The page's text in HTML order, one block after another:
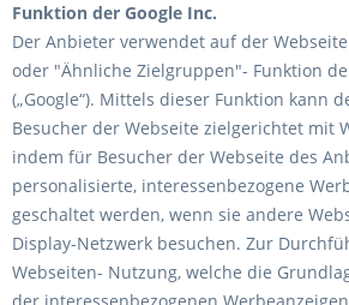
Funktion der Google Inc.
Der Anbieter verwendet auf der
oder "Ähnliche Zielgruppen"- Funktion
(„Google“). Mittels dieser Funktion kann
Besucher der Webseite zielgerichtet mit
indem für Besucher der Webseite des
personalisierte, interessenbezogene
geschaltet werden, wenn sie andere
Display-Netzwerk besuchen. Zur
Webseiten- Nutzung, welche die